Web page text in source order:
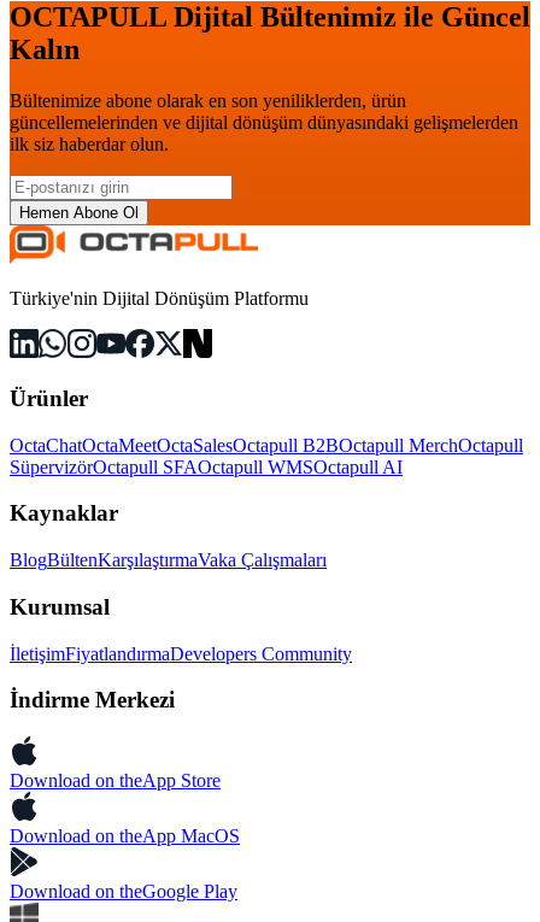
OCTAPULL Dijital Bültenimiz ile Güncel
Kalın
Bültenimize abone olarak en son yeniliklerden, ürün
güncellemelerinden ve dijital dönüşüm dünyasındaki gelişmelerden
ilk siz haberdar olun.
Hemen Abone Ol
Türkiye'nin Dijital Dönüşüm Platformu
Ürünler
OctaChatOctaMeetOctaSalesOctapull B2BOctapull MerchOctapull
SüpervizörOctapull SFAOctapull WMSOctapull AI
Kaynaklar
BlogBültenKarşılaştırmaVaka Çalışmaları
Kurumsal
İletişimFiyatlandırmaDevelopers Community
İndirme Merkezi
Download on theApp Store
Download on theApp MacOS
Download on theGoogle Play